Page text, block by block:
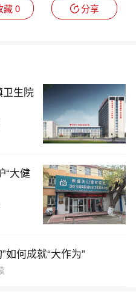
藏 0 分享
卫生院
“大健
如何成就“大作为”